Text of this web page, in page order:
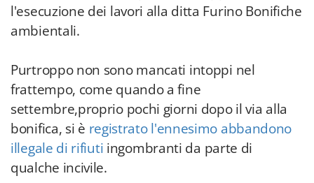
l'esecuzione dei lavori alla ditta Furino Bonifiche
ambientali.
Purtroppo non sono mancati intoppi nel
frattempo, come quando a fine
settembre,proprio pochi giorni dopo il via alla
bonifica, si è registrato l'ennesimo abbandono
illegale di rifiuti ingombranti da parte di
qualche incivile.